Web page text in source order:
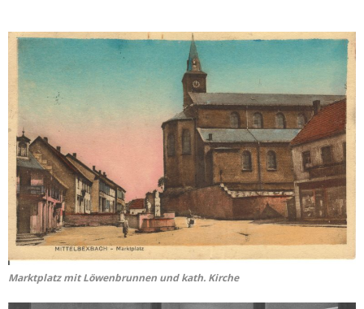
Marktplatz mit Löwenbrunnen und kath. Kirche